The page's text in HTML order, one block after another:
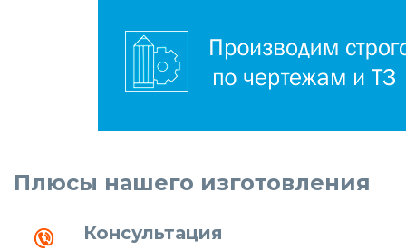
Плюсы нашего изготовления
Консультация